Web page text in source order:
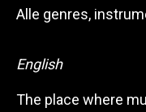
Alle genres,
English
The place where